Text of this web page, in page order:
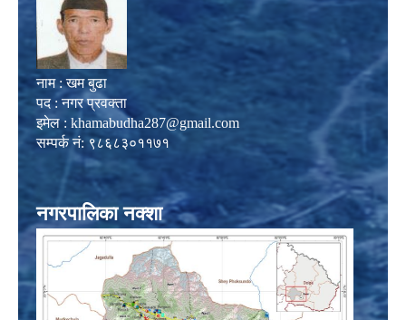
नाम : खम बुढा
पद : नगर प्रवक्ता
इमेल : khamabudha287@gmail.com
सम्पर्क नं: ९८६८३०११७१
नगरपालिका नक्शा